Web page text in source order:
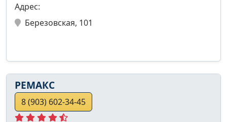
Адрес:
Березовская, 101
РЕМАКС
8 (903) 602-34-45